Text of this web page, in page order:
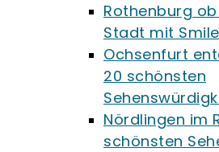
Rothenburg
Stadt mit
Ochsenfurt
20 schönsten
Nördlingen im
schönsten